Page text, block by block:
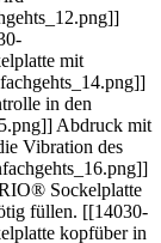
mit
in den
Abdruck mit
Vibration des
Sockelplatte
füllen. [[14030-
kopfüber in